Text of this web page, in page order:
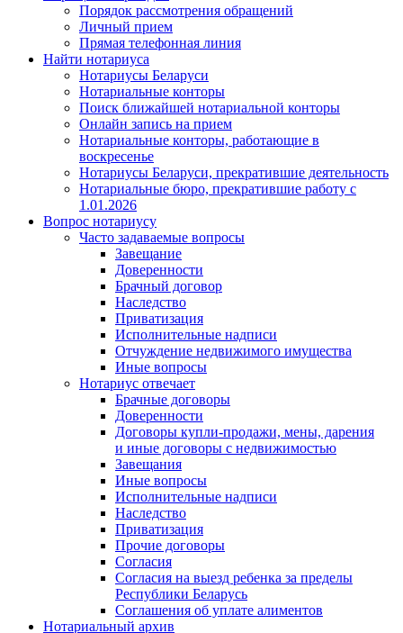
Порядок рассмотрения обращений
Личный прием
Прямая телефонная линия
Найти нотариуса
Нотариусы Беларуси
Нотариальные конторы
Поиск ближайшей нотариальной конторы
Онлайн запись на прием
Нотариальные конторы, работающие в
воскресенье
Нотариусы Беларуси, прекратившие деятельность
Нотариальные бюро, прекратившие работу с
1.01.2026
Вопрос нотариусу
Часто задаваемые вопросы
Завещание
Доверенности
Брачный договор
Наследство
Приватизация
Исполнительные надписи
Отчуждение недвижимого имущества
Иные вопросы
Нотариус отвечает
Брачные договоры
Доверенности
Договоры купли-продажи, мены, дарения
и иные договоры с недвижимостью
Завещания
Иные вопросы
Исполнительные надписи
Наследство
Приватизация
Прочие договоры
Согласия
Согласия на выезд ребенка за пределы
Республики Беларусь
Соглашения об уплате алиментов
Нотариальный архив